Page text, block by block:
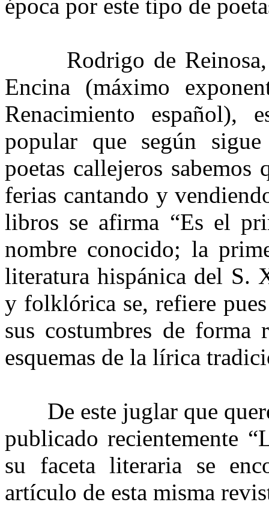
época por este tipo de
Rodrigo de Reinosa,
Encina (máximo
Renacimiento
popular que según
poetas callejeros sabemos
ferias cantando y
libros se afirma “Es el
nombre conocido; la
literatura hispánica del S.
y folklórica se, refiere
sus costumbres de forma
esquemas de la lírica
De este juglar que
publicado recientemente
su faceta literaria se
artículo de esta misma